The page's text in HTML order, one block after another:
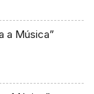
a Música”